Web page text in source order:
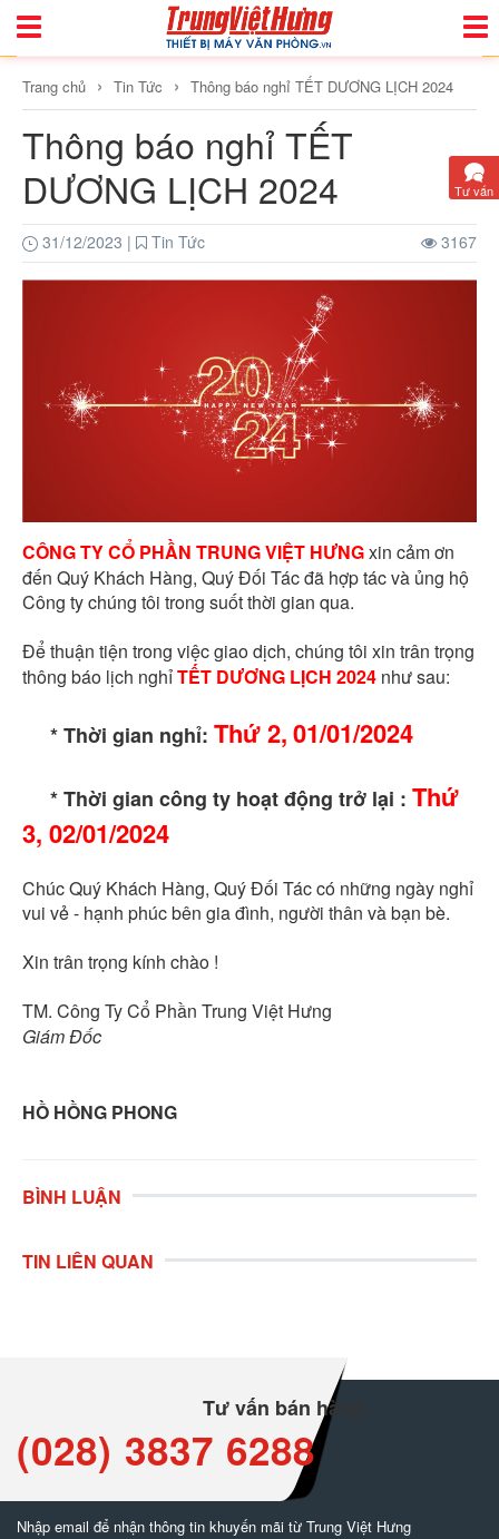
Toggle
Trang chủ › Tin Tức › Thông báo nghỉ TẾT DƯƠNG LỊCH 2024
Thông báo nghỉ TẾT
DƯƠNG LỊCH 2024
31/12/2023 | Tin Tức 3167
CÔNG TY CỔ PHẦN TRUNG VIỆT HƯNGxin cảm ơn
đến Quý Khách Hàng, Quý Đối Tác đã hợp tác và ủng hộ
Công ty chúng tôi trong suốt thời gian qua.
Để thuận tiện trong việc giao dịch, chúng tôi xin trân trọng
thông báo lịch nghỉTẾT DƯƠNG LỊCH 2024 như sau:
* Thời gian nghỉ: Thứ 2,01/01/2024
* Thời gian công ty hoạt động trở lại : Thứ
3, 02/01/2024
Chúc Quý Khách Hàng, Quý Đối Tác có những ngày nghỉ
vui vẻ - hạnh phúc bên gia đình, người thân và bạn bè.
Xin trân trọng kính chào !
TM. Công Ty Cổ Phần Trung Việt Hưng
Giám Đốc
HỒ HỒNG PHONG
BÌNH LUẬN
TIN LIÊN QUAN
Tư vấn bán hàng
(028) 3837 6288
Nhập email để nhận thông tin khuyến mãi từ Trung Việt Hưng
Tư vấn